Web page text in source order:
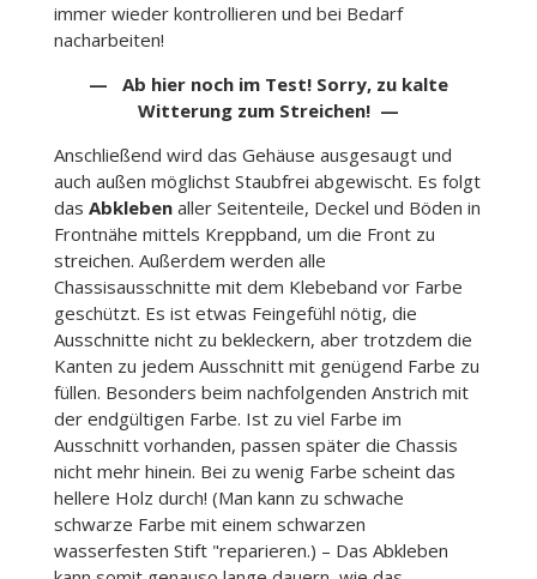
immer wieder kontrollieren und bei Bedarf
nacharbeiten!
— Ab hier noch im Test! Sorry, zu kalte
Witterung zum Streichen! —
Anschließend wird das Gehäuse ausgesaugt und
auch außen möglichst Staubfrei abgewischt. Es folgt
das Abklebenaller Seitenteile, Deckel und Böden in
Frontnähe mittels Kreppband, um die Front zu
streichen. Außerdem werden alle
Chassisausschnitte mit dem Klebeband vor Farbe
geschützt. Es ist etwas Feingefühl nötig, die
Ausschnitte nicht zu bekleckern, aber trotzdem die
Kanten zu jedem Ausschnitt mit genügend Farbe zu
füllen. Besonders beim nachfolgenden Anstrich mit
der endgültigen Farbe. Ist zu viel Farbe im
Ausschnitt vorhanden, passen später die Chassis
nicht mehr hinein. Bei zu wenig Farbe scheint das
hellere Holz durch! (Man kann zu schwache
schwarze Farbe mit einem schwarzen
wasserfesten Stift "reparieren.) – Das Abkleben